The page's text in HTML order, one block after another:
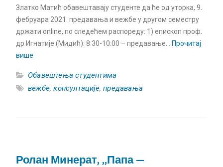
Златко Матић обавештавају студенте да ће од уторка, 9.
фебруара 2021. предавања и вежбе у другом семестру
држати online, по следећем распореду: 1) епископ проф.
др Игнатије (Мидић): 8:30-10:00 – предавање…
Прочитај
више
Обавештења студентима
вежбе,консултације,предавања
Ролан Минерат, „Папа —